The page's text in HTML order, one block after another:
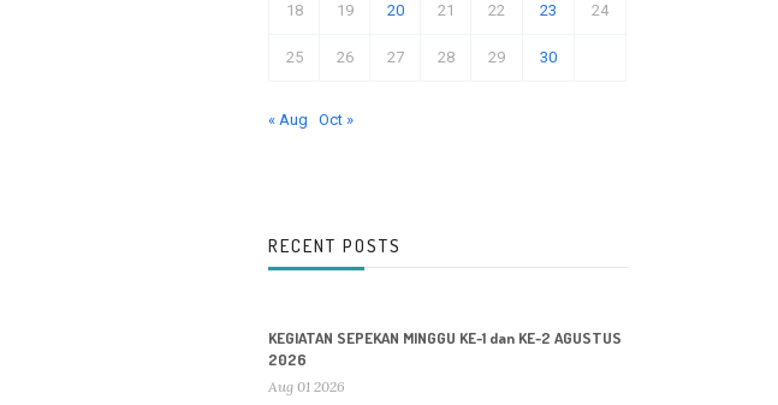
18 19 20 21 22 23 24
25 26 27 28 29 30
« Aug Oct »
RECENT POSTS
KEGIATAN SEPEKAN MINGGU KE-1 dan KE-2 AGUSTUS
2026
Aug 01 2026